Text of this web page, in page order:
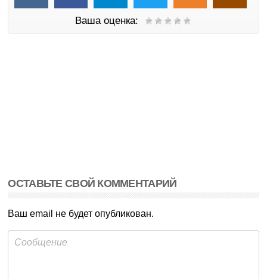
Ваша оценка:
ОСТАВЬТЕ СВОЙ КОММЕНТАРИЙ
Ваш email не будет опубликован.